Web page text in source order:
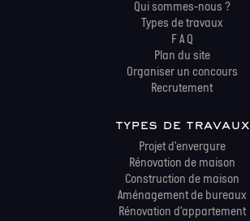
Qui sommes-nous ?
Types de travaux
F A Q
Plan du site
Organiser un concours
Recrutement
types de travaux
Projet d'envergure
Rénovation de maison
Construction de maison
Aménagement de bureaux
Rénovation d'appartement